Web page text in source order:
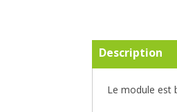
Description
Le module est